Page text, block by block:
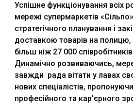
Успішне функціонування всіх
мережі супермаркетів
стратегічного планування і
доставкою товарів на
більш ніж 27 000
Динамічно розвиваючись,
завжди рада вітати у лавах
нових спеціалістів,
професійного та кар’єрного